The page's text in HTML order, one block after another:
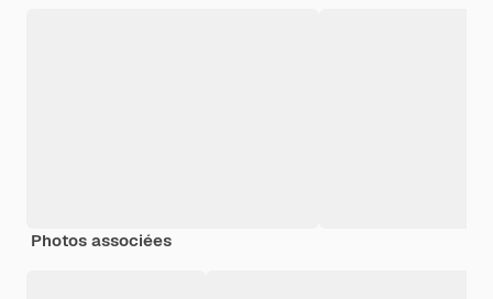
Photos associées